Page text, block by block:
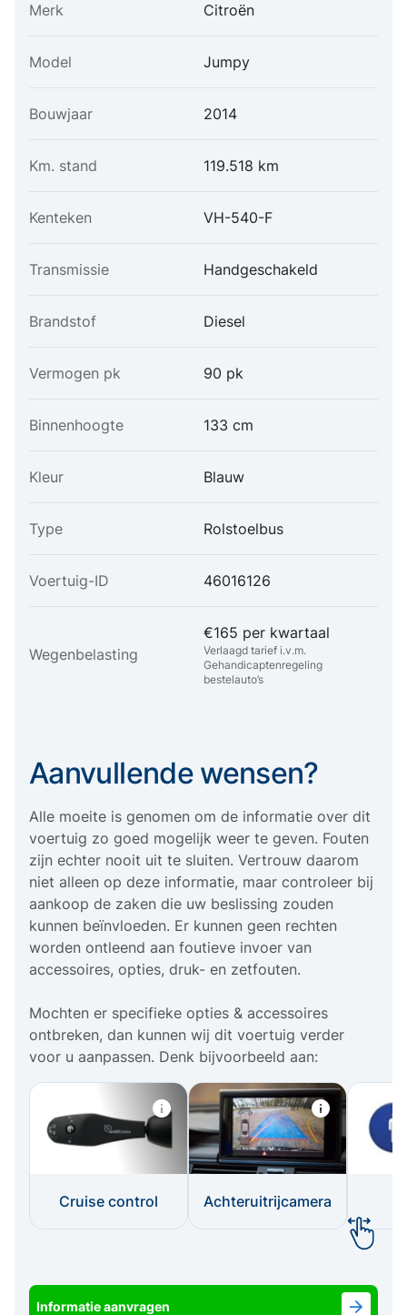
Merk Citroën
Model Jumpy
Bouwjaar 2014
Km. stand 119.518 km
Kenteken VH-540-F
Transmissie Handgeschakeld
Brandstof Diesel
Vermogen pk 90 pk
Binnenhoogte 133 cm
Kleur Blauw
Type Rolstoelbus
Voertuig-ID 46016126
Wegenbelasting
€165 per kwartaal
Verlaagd tarief i.v.m.
Gehandicaptenregeling
bestelauto’s
Aanvullende wensen?
Alle moeite is genomen om de informatie over dit
voertuig zo goed mogelijk weer te geven. Fouten
zijn echter nooit uit te sluiten. Vertrouw daarom
niet alleen op deze informatie, maar controleer bij
aankoop de zaken die uw beslissing zouden
kunnen beïnvloeden. Er kunnen geen rechten
worden ontleend aan foutieve invoer van
accessoires, opties, druk- en zetfouten.
Mochten er specifieke opties & accessoires
ontbreken, dan kunnen wij dit voertuig verder
voor u aanpassen. Denk bijvoorbeeld aan:
Cruise control Achteruitrijcamera
Informatie aanvragen